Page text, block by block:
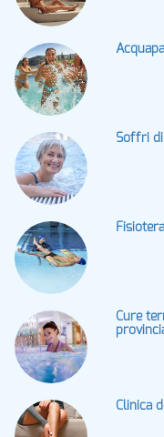
Soffri
Cure
Clinica